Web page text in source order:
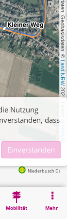
, Kartendaten, Geobasisdaten: ©
Land NRW
2021, Lizenz
dl-de/by-2-0
Mobilität Mehr
Niederbusch Dorfstraße in 48m
Niederbusch
Nutzung
dass
Einverstanden